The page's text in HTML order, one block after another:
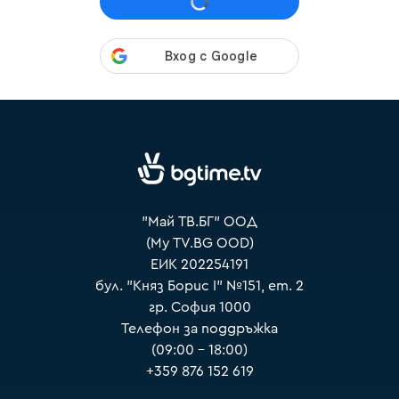
"Май ТВ.БГ" ООД
(My TV.BG OOD)
ЕИК 202254191
бул. "Княз Борис I" №151, ет. 2
гр. София 1000
Телефон за поддръжка
(09:00 – 18:00)
+359 876 152 619